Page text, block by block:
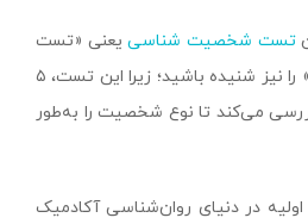
تست شخصیت شناسییعنی «تست
شخصیت شناسی ۵ عاملی» را نیز شنیده باشید؛ زیرا این تست، ۵
می‌کند تا نوع شخصیت را به‌طور
در دنیای روان‌شناسی آکادمیک